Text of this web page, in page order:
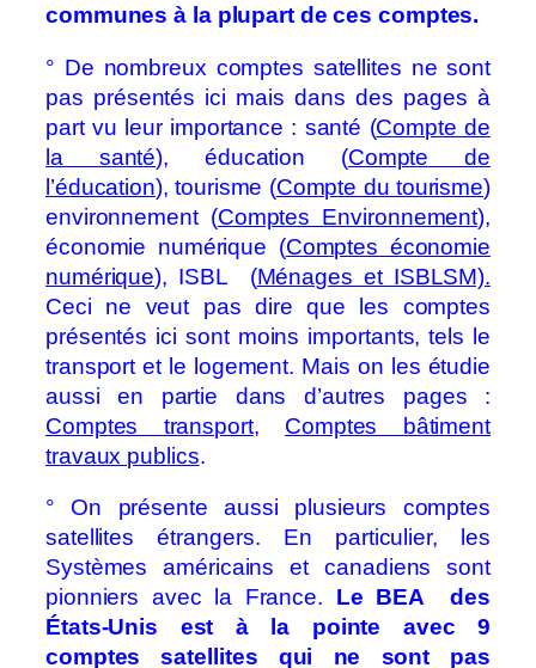
communes à la plupart de ces comptes.
° De nombreux comptes satellites ne sont
pas présentés ici mais dans des pages à
part vu leur importance : santé (Compte de
la santé), éducation (Compte de
l’éducation), tourisme (Compte du tourisme)
environnement (Comptes Environnement),
économie numérique (Comptes économie
numérique), ISBL (Ménages et ISBLSM).
Ceci ne veut pas dire que les comptes
présentés ici sont moins importants, tels le
transport et le logement. Mais on les étudie
aussi en partie dans d’autres pages :
Comptes transport, Comptes bâtiment
travaux publics.
° On présente aussi plusieurs comptes
satellites étrangers. En particulier, les
Systèmes américains et canadiens sont
pionniers avec la France. Le BEA des
États-Unis est à la pointe avec 9
comptes satellites qui ne sont pas